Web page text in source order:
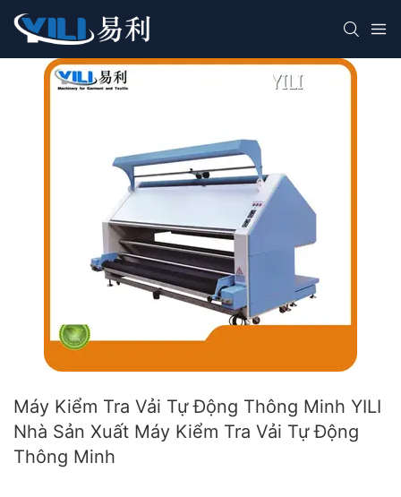
Máy Kiểm Tra Vải Tự Động Thông Minh YILI
Nhà Sản Xuất Máy Kiểm Tra Vải Tự Động
Thông Minh